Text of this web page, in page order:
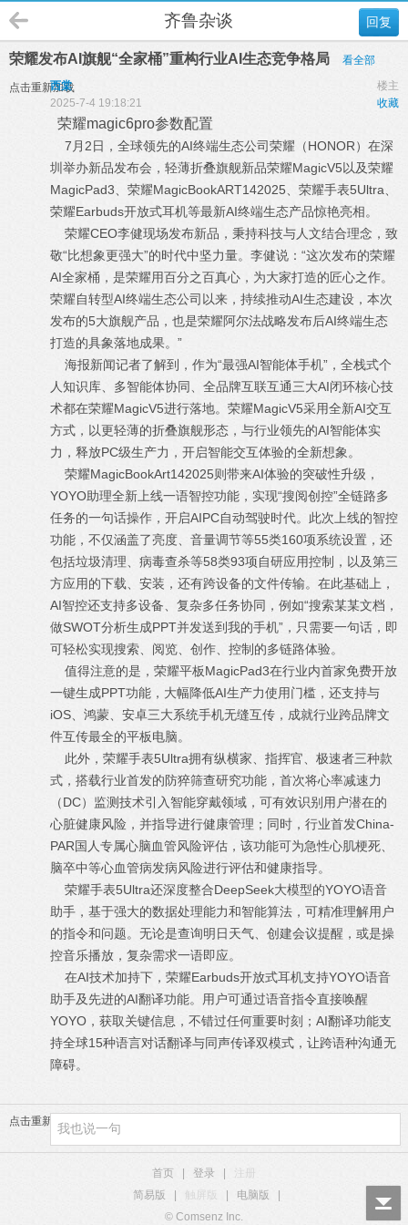
回复
齐鲁杂谈
荣耀发布AI旗舰“全家桶”重构行业AI生态竞争格局 看全部
点击重新加载 楼主
西棠
收藏
2025-7-4 19:18:21
荣耀magic6pro参数配置
7月2日，全球领先的AI终端生态公司荣耀（HONOR）在深
圳举办新品发布会，轻薄折叠旗舰新品荣耀MagicV5以及荣耀
MagicPad3、荣耀MagicBookART142025、荣耀手表5Ultra、
荣耀Earbuds开放式耳机等最新AI终端生态产品惊艳亮相。
荣耀CEO李健现场发布新品，秉持科技与人文结合理念，致
敬“比想象更强大”的时代中坚力量。李健说：“这次发布的荣耀
AI全家桶，是荣耀用百分之百真心，为大家打造的匠心之作。
荣耀自转型AI终端生态公司以来，持续推动AI生态建设，本次
发布的5大旗舰产品，也是荣耀阿尔法战略发布后AI终端生态
打造的具象落地成果。”
海报新闻记者了解到，作为“最强AI智能体手机”，全栈式个
人知识库、多智能体协同、全品牌互联互通三大AI闭环核心技
术都在荣耀MagicV5进行落地。荣耀MagicV5采用全新AI交互
方式，以更轻薄的折叠旗舰形态，与行业领先的AI智能体实
力，释放PC级生产力，开启智能交互体验的全新想象。
荣耀MagicBookArt142025则带来AI体验的突破性升级，
YOYO助理全新上线一语智控功能，实现“搜阅创控”全链路多
任务的一句话操作，开启AIPC自动驾驶时代。此次上线的智控
功能，不仅涵盖了亮度、音量调节等55类160项系统设置，还
包括垃圾清理、病毒查杀等58类93项自研应用控制，以及第三
方应用的下载、安装，还有跨设备的文件传输。在此基础上，
AI智控还支持多设备、复杂多任务协同，例如“搜索某某文档，
做SWOT分析生成PPT并发送到我的手机”，只需要一句话，即
可轻松实现搜索、阅览、创作、控制的多链路体验。
值得注意的是，荣耀平板MagicPad3在行业内首家免费开放
一键生成PPT功能，大幅降低AI生产力使用门槛，还支持与
iOS、鸿蒙、安卓三大系统手机无缝互传，成就行业跨品牌文
件互传最全的平板电脑。
此外，荣耀手表5Ultra拥有纵横家、指挥官、极速者三种款
式，搭载行业首发的防猝筛查研究功能，首次将心率减速力
（DC）监测技术引入智能穿戴领域，可有效识别用户潜在的
心脏健康风险，并指导进行健康管理；同时，行业首发China-
PAR国人专属心脑血管风险评估，该功能可为急性心肌梗死、
脑卒中等心血管病发病风险进行评估和健康指导。
荣耀手表5Ultra还深度整合DeepSeek大模型的YOYO语音
助手，基于强大的数据处理能力和智能算法，可精准理解用户
的指令和问题。无论是查询明日天气、创建会议提醒，或是操
控音乐播放，复杂需求一语即应。
在AI技术加持下，荣耀Earbuds开放式耳机支持YOYO语音
助手及先进的AI翻译功能。用户可通过语音指令直接唤醒
YOYO，获取关键信息，不错过任何重要时刻；AI翻译功能支
持全球15种语言对话翻译与同声传译双模式，让跨语种沟通无
障碍。
点击重新加载
首页 登录
简易版
触屏版 电脑版
© Comsenz Inc.